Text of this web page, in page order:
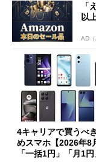
「
以
AD（
4キャリアで買うべ
めスマホ【2026年8
「一括1円」「月1